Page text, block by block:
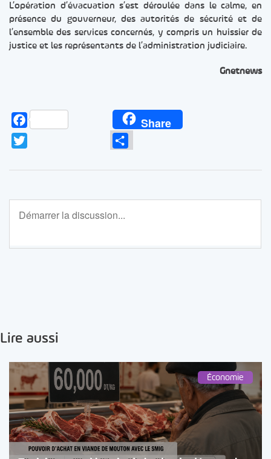
L’opération d’évacuation s’est déroulée dans le calme, en
présence du gouverneur, des autorités de sécurité et de
l’ensemble des services concernés, y compris un huissier de
justice et les représentants de l’administration judiciaire.
Gnetnews
Facebook Share
Lire aussi
Économie